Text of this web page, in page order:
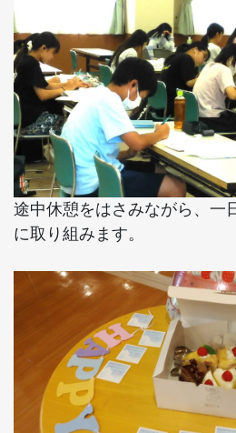
途中休憩をはさみながら、一
に取り組みます。